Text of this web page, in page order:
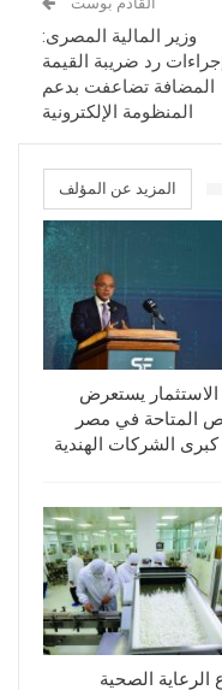
وزير المالية المصرى:
رد ضريبة القيمة
المضافة تضاعفت بدعم
المنظومة الإلكترونية
المزيد عن المؤلف
الاستثمار يستعرض
المتاحة في مصر
كبرى الشركات الهندية
الرعاية الصحية